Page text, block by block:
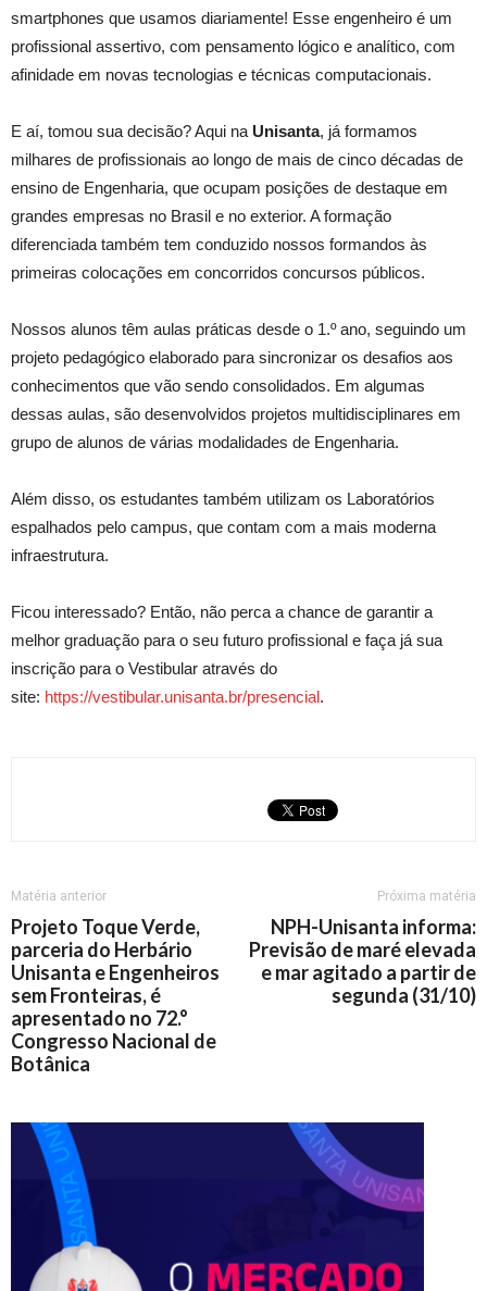
smartphones que usamos diariamente! Esse engenheiro é um
profissional assertivo, com pensamento lógico e analítico, com
afinidade em novas tecnologias e técnicas computacionais.
E aí, tomou sua decisão? Aqui na Unisanta, já formamos
milhares de profissionais ao longo de mais de cinco décadas de
ensino de Engenharia, que ocupam posições de destaque em
grandes empresas no Brasil e no exterior. A formação
diferenciada também tem conduzido nossos formandos às
primeiras colocações em concorridos concursos públicos.
Nossos alunos têm aulas práticas desde o 1.º ano, seguindo um
projeto pedagógico elaborado para sincronizar os desafios aos
conhecimentos que vão sendo consolidados. Em algumas
dessas aulas, são desenvolvidos projetos multidisciplinares em
grupo de alunos de várias modalidades de Engenharia.
Além disso, os estudantes também utilizam os Laboratórios
espalhados pelo campus, que contam com a mais moderna
infraestrutura.
Ficou interessado? Então, não perca a chance de garantir a
melhor graduação para o seu futuro profissional e faça já sua
inscrição para o Vestibular através do
site: https://vestibular.unisanta.br/presencial.
Matéria anterior
Projeto Toque Verde,
parceria do Herbário
Unisanta e Engenheiros
sem Fronteiras, é
apresentado no 72.°
Congresso Nacional de
Botânica
Próxima matéria
NPH-Unisanta informa:
Previsão de maré elevada
e mar agitado a partir de
segunda (31/10)